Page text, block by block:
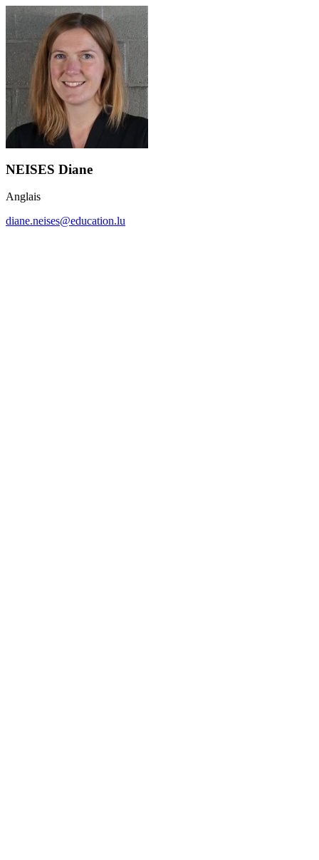
NEISES Diane
Anglais
diane.neises@education.lu